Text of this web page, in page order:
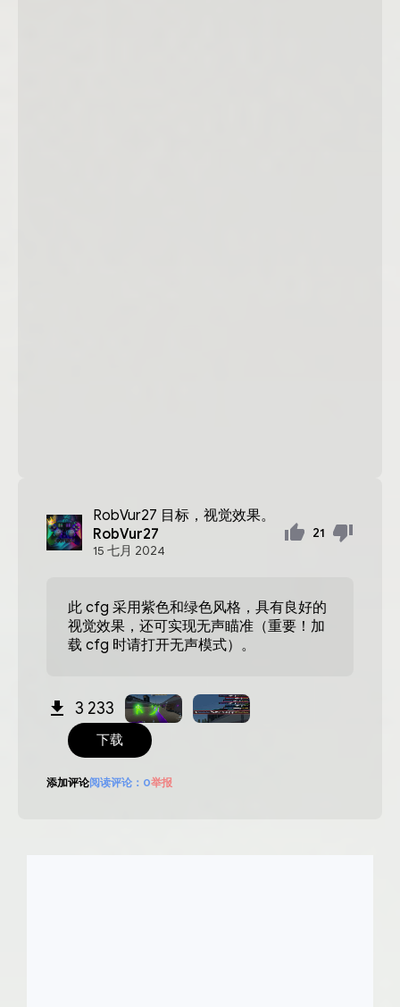
RobVur27 目标，视觉效果。
RobVur27
15 七月 2024
21
此 cfg 采用紫色和绿色风格，具有良好的
视觉效果，还可实现无声瞄准（重要！加
载 cfg 时请打开无声模式）。
3 233
下载
添加评论阅读评论： 0举报